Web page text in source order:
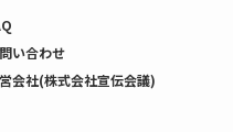
い合わせ
会社(株式会社宣伝会議)